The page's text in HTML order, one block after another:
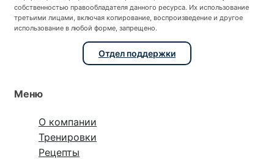
собственностью правообладателя данного ресурса. Их использование
третьими лицами, включая копирование, воспроизведение и другое
использование в любой форме, запрещено.
Отдел поддержки
Меню
О компании
Тренировки
Рецепты